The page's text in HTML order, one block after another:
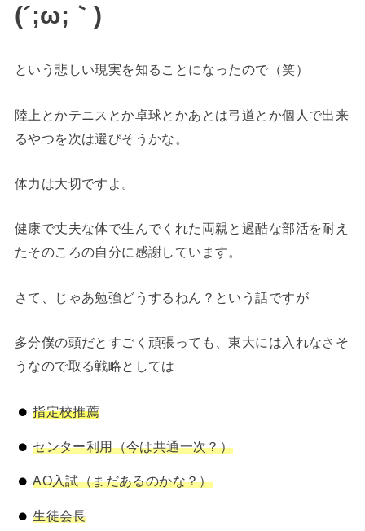
(´;ω;｀)
という悲しい現実を知ることになったので（笑）
陸上とかテニスとか卓球とかあとは弓道とか個人で出来
るやつを次は選びそうかな。
体力は大切ですよ。
健康で丈夫な体で生んでくれた両親と過酷な部活を耐え
たそのころの自分に感謝しています。
さて、じゃあ勉強どうするねん？という話ですが
多分僕の頭だとすごく頑張っても、東大には入れなさそ
うなので取る戦略としては
指定校推薦
センター利用（今は共通一次？）
AO入試（まだあるのかな？）
生徒会長